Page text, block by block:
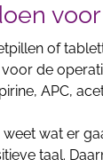
of
de
APC,
wat er
taal.